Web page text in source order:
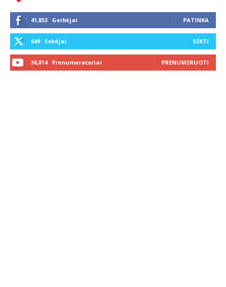
41,853 Gerbėjai PATINKA
649 Sekėjai SEKTI
36,814 Prenumeratoriai PRENUMERUOTI